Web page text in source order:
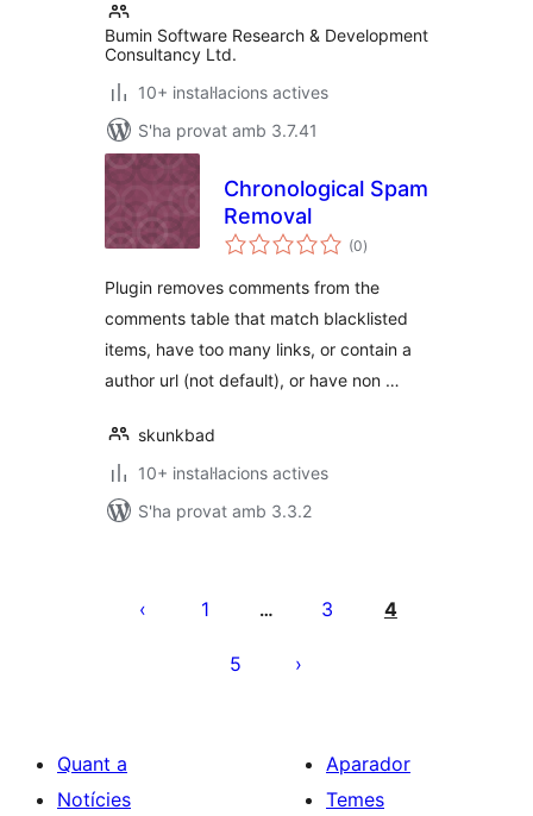
Bumin Software Research & Development
Consultancy Ltd.
10+ instal·lacions actives
S'ha provat amb 3.7.41
Chronological Spam
Removal
(0puntuacions
totals
)
Plugin removes comments from the
comments table that match blacklisted
items, have too many links, or contain a
author url (not default), or have non …
skunkbad
10+ instal·lacions actives
S'ha provat amb 3.3.2
1 … 3 4
5
Quant a
Notícies
Aparador
Temes